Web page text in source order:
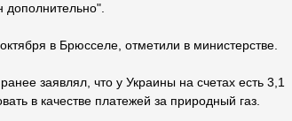
дополнительно".
в Брюсселе, отметили в министерстве.
заявлял, что у Украины на счетах есть 3,1
в качестве платежей за природный газ.